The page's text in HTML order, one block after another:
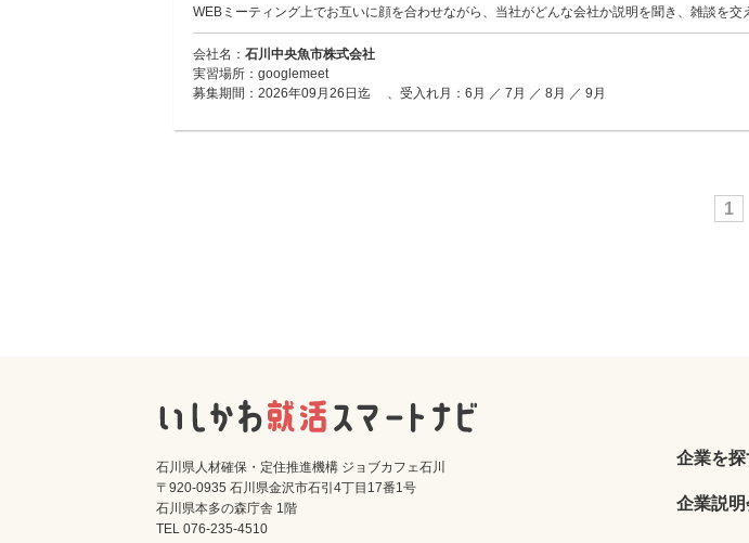
WEBミーティング上でお互いに顔を合わせながら、当社がどんな会社か説明を聞き、雑談を
会社名： 石川中央魚市株式会社
実習場所：googlemeet
募集期間：2026年09月26日迄 、受入れ月：6月 ／ 7月 ／ 8月 ／ 9月
1
石川県人材確保・定住推進機構 ジョブカフェ石川
〒920-0935 石川県金沢市石引4丁目17番1号
石川県本多の森庁舎 1階
TEL 076-235-4510
企業を探
企業説